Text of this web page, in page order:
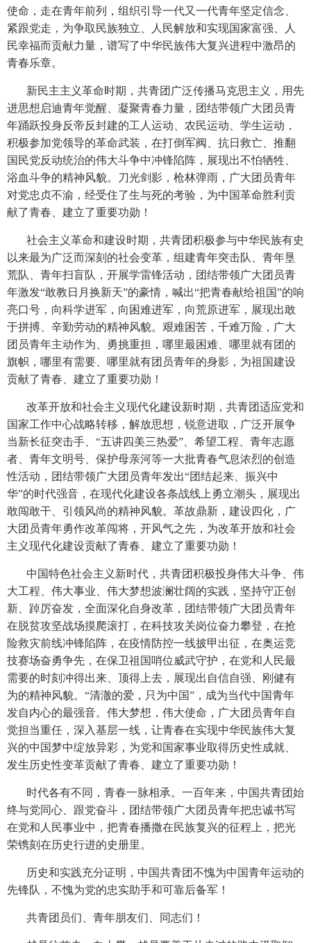
使命，走在青年前列，组织引导一代又一代青年坚定信念、
紧跟党走，为争取民族独立、人民解放和实现国家富强、人
民幸福而贡献力量，谱写了中华民族伟大复兴进程中激昂的
青春乐章。
新民主主义革命时期，共青团广泛传播马克思主义，用先
进思想启迪青年觉醒、凝聚青春力量，团结带领广大团员青
年踊跃投身反帝反封建的工人运动、农民运动、学生运动，
积极参加党领导的革命武装，在打倒军阀、抗日救亡、推翻
国民党反动统治的伟大斗争中冲锋陷阵，展现出不怕牺牲、
浴血斗争的精神风貌。刀光剑影，枪林弹雨，广大团员青年
对党忠贞不渝，经受住了生与死的考验，为中国革命胜利贡
献了青春、建立了重要功勋！
社会主义革命和建设时期，共青团积极参与中华民族有史
以来最为广泛而深刻的社会变革，组建青年突击队、青年垦
荒队、青年扫盲队，开展学雷锋活动，团结带领广大团员青
年激发“敢教日月换新天”的豪情，喊出“把青春献给祖国”的响
亮口号，向科学进军，向困难进军，向荒原进军，展现出敢
于拼搏、辛勤劳动的精神风貌。艰难困苦，千难万险，广大
团员青年主动作为、勇挑重担，哪里最困难、哪里就有团的
旗帜，哪里有需要、哪里就有团员青年的身影，为祖国建设
贡献了青春、建立了重要功勋！
改革开放和社会主义现代化建设新时期，共青团适应党和
国家工作中心战略转移，解放思想，锐意进取，广泛开展争
当新长征突击手、“五讲四美三热爱”、希望工程、青年志愿
者、青年文明号、保护母亲河等一大批青春气息浓烈的创造
性活动，团结带领广大团员青年发出“团结起来、振兴中
华”的时代强音，在现代化建设各条战线上勇立潮头，展现出
敢闯敢干、引领风尚的精神风貌。革故鼎新，建设四化，广
大团员青年勇作改革闯将，开风气之先，为改革开放和社会
主义现代化建设贡献了青春、建立了重要功勋！
中国特色社会主义新时代，共青团积极投身伟大斗争、伟
大工程、伟大事业、伟大梦想波澜壮阔的实践，坚持守正创
新、踔厉奋发，全面深化自身改革，团结带领广大团员青年
在脱贫攻坚战场摸爬滚打，在科技攻关岗位奋力攀登，在抢
险救灾前线冲锋陷阵，在疫情防控一线披甲出征，在奥运竞
技赛场奋勇争先，在保卫祖国哨位威武守护，在党和人民最
需要的时刻冲得出来、顶得上去，展现出自信自强、刚健有
为的精神风貌。“清澈的爱，只为中国”，成为当代中国青年
发自内心的最强音。伟大梦想，伟大使命，广大团员青年自
觉担当重任，深入基层一线，让青春在实现中华民族伟大复
兴的中国梦中绽放异彩，为党和国家事业取得历史性成就、
发生历史性变革贡献了青春、建立了重要功勋！
时代各有不同，青春一脉相承。一百年来，中国共青团始
终与党同心、跟党奋斗，团结带领广大团员青年把忠诚书写
在党和人民事业中，把青春播撒在民族复兴的征程上，把光
荣镌刻在历史行进的史册里。
历史和实践充分证明，中国共青团不愧为中国青年运动的
先锋队，不愧为党的忠实助手和可靠后备军！
共青团员们、青年朋友们、同志们！